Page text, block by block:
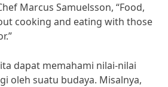
Marcus Samuelsson, “Food,
cooking and eating with those
dapat memahami nilai-nilai
oleh suatu budaya. Misalnya,